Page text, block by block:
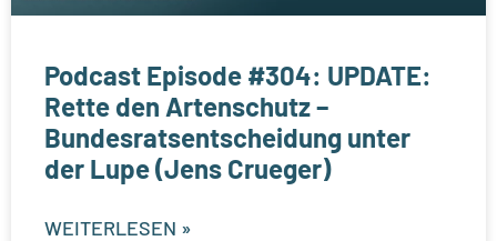
Podcast Episode #304: UPDATE:
Rette den Artenschutz –
Bundesratsentscheidung unter
der Lupe (Jens Crueger)
WEITERLESEN »